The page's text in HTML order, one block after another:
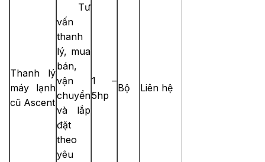
Thanh lý
máy lạnh
cũ Ascent
Tư
vấn
thanh
lý, mua
bán,
vận
chuyển
và lắp
đặt
theo
yêu
1 –
5hp
Bộ Liên hệ